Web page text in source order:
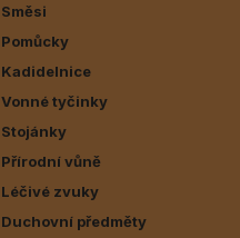
Směsi
Pomůcky
Kadidelnice
Vonné tyčinky
Stojánky
Přírodní vůně
Léčivé zvuky
Duchovní předměty